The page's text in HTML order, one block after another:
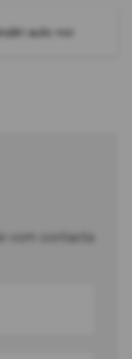
auto noi
vom contacta